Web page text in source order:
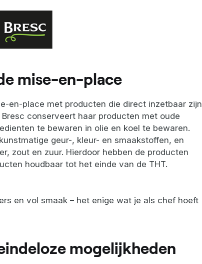
mise-en-place
en-place met producten die direct inzetbaar zijn
conserveert haar producten met oude
te bewaren in olie en koel te bewaren.
geur-, kleur- en smaakstoffen, en
zout en zuur. Hierdoor hebben de producten
houdbaar tot het einde van de THT.
en vol smaak – het enige wat je als chef hoeft
mogelijkheden